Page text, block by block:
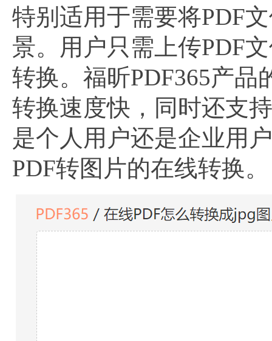
特别适用于需要将PDF
景。用户只需上传PDF
转换。福昕PDF365产
转换速度快，同时还支
是个人用户还是企业用
PDF转图片的在线转换。